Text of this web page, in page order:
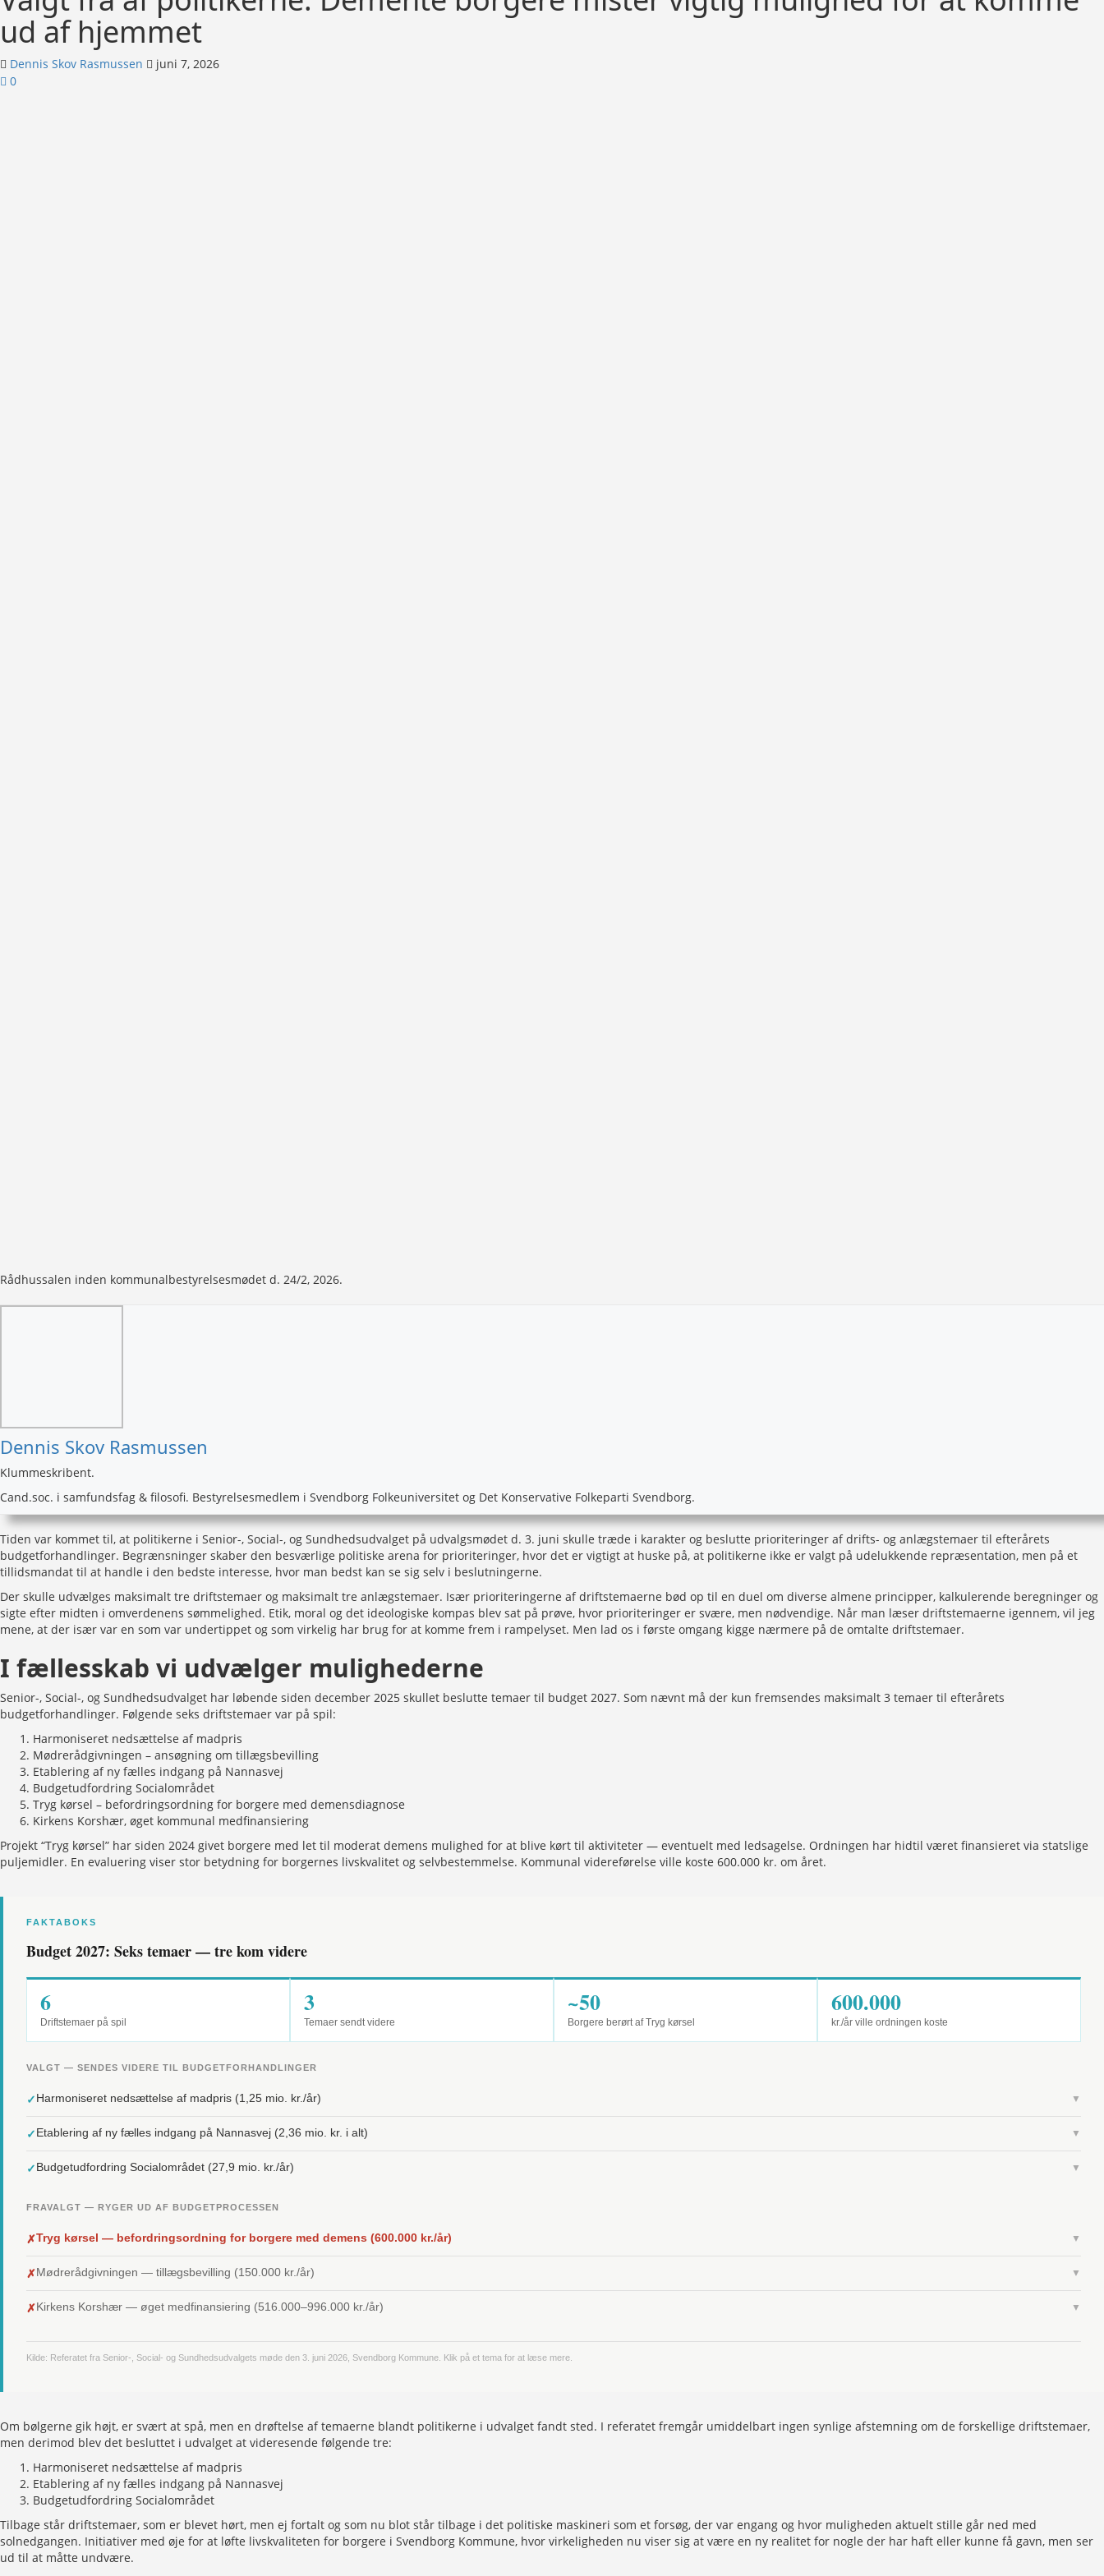
ud af hjemmet
Dennis Skov Rasmussen
juni 7, 2026
0
Rådhussalen inden kommunalbestyrelsesmødet d. 24/2, 2026.
Dennis Skov Rasmussen
Klummeskribent.
Cand.soc. i samfundsfag & filosofi. Bestyrelsesmedlem i Svendborg Folkeuniversitet og Det Konservative Folkeparti Svendborg.
Tiden var kommet til, at politikerne i Senior-, Social-, og Sundhedsudvalget på udvalgsmødet d. 3. juni skulle træde i karakter og beslutte prioriteringer af drifts- og anlægstemaer til efterårets
budgetforhandlinger. Begrænsninger skaber den besværlige politiske arena for prioriteringer, hvor det er vigtigt at huske på, at politikerne ikke er valgt på udelukkende repræsentation, men på et
tillidsmandat til at handle i den bedste interesse, hvor man bedst kan se sig selv i beslutningerne.
Der skulle udvælges maksimalt tre driftstemaer og maksimalt tre anlægstemaer. Især prioriteringerne af driftstemaerne bød op til en duel om diverse almene principper, kalkulerende beregninger og
sigte efter midten i omverdenens sømmelighed. Etik, moral og det ideologiske kompas blev sat på prøve, hvor prioriteringer er svære, men nødvendige. Når man læser driftstemaerne igennem, vil jeg
mene, at der især var en som var undertippet og som virkelig har brug for at komme frem i rampelyset. Men lad os i første omgang kigge nærmere på de omtalte driftstemaer.
I fællesskab vi udvælger mulighederne
Senior-, Social-, og Sundhedsudvalget har løbende siden december 2025 skullet beslutte temaer til budget 2027. Som nævnt må der kun fremsendes maksimalt 3 temaer til efterårets
budgetforhandlinger. Følgende seks driftstemaer var på spil:
Harmoniseret nedsættelse af madpris
Mødrerådgivningen – ansøgning om tillægsbevilling
Etablering af ny fælles indgang på Nannasvej
Budgetudfordring Socialområdet
Tryg kørsel – befordringsordning for borgere med demensdiagnose
Kirkens Korshær, øget kommunal medfinansiering
Projekt “Tryg kørsel” har siden 2024 givet borgere med let til moderat demens mulighed for at blive kørt til aktiviteter — eventuelt med ledsagelse. Ordningen har hidtil været finansieret via statslige
puljemidler. En evaluering viser stor betydning for borgernes livskvalitet og selvbestemmelse. Kommunal videreførelse ville koste 600.000 kr. om året.
FAKTABOKS
Budget 2027: Seks temaer — tre kom videre
6
Driftstemaer på spil
3
Temaer sendt videre
~50
Borgere berørt af Tryg kørsel
600.000
kr./år ville ordningen koste
VALGT — SENDES VIDERE TIL BUDGETFORHANDLINGER
✓Harmoniseret nedsættelse af madpris (1,25 mio. kr./år) ▼
✓Etablering af ny fælles indgang på Nannasvej (2,36 mio. kr. i alt) ▼
✓Budgetudfordring Socialområdet (27,9 mio. kr./år) ▼
FRAVALGT — RYGER UD AF BUDGETPROCESSEN
✗Tryg kørsel — befordringsordning for borgere med demens (600.000 kr./år) ▼
✗Mødrerådgivningen — tillægsbevilling (150.000 kr./år) ▼
✗Kirkens Korshær — øget medfinansiering (516.000–996.000 kr./år) ▼
Kilde: Referatet fra Senior-, Social- og Sundhedsudvalgets møde den 3. juni 2026, Svendborg Kommune. Klik på et tema for at læse mere.
Om bølgerne gik højt, er svært at spå, men en drøftelse af temaerne blandt politikerne i udvalget fandt sted. I referatet fremgår umiddelbart ingen synlige afstemning om de forskellige driftstemaer,
men derimod blev det besluttet i udvalget at videresende følgende tre:
Harmoniseret nedsættelse af madpris
Etablering af ny fælles indgang på Nannasvej
Budgetudfordring Socialområdet
Tilbage står driftstemaer, som er blevet hørt, men ej fortalt og som nu blot står tilbage i det politiske maskineri som et forsøg, der var engang og hvor muligheden aktuelt stille går ned med
solnedgangen. Initiativer med øje for at løfte livskvaliteten for borgere i Svendborg Kommune, hvor virkeligheden nu viser sig at være en ny realitet for nogle der har haft eller kunne få gavn, men ser
ud til at måtte undvære.